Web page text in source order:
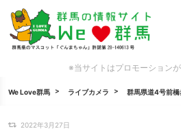
※当サイトはプロモーション
We Love群馬 ライブカメラ 群馬県道4号前橋
2022年3月27日